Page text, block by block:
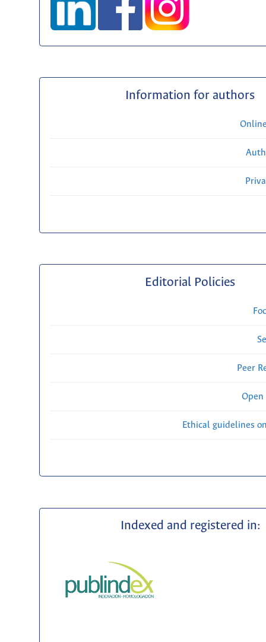
Information for authors
Editorial Policies
Peer
Open
Ethical guidelines
Indexed and registered in: